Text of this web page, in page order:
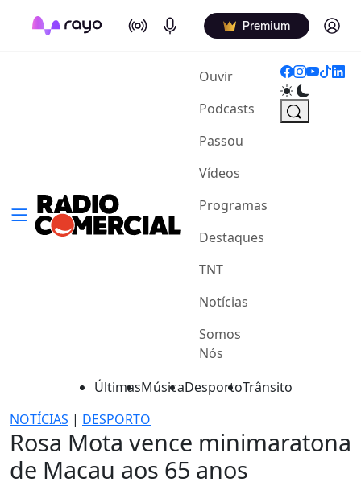
On Air Podcasts Premium Log in
Ouvir(current)
Podcasts
Passou
Vídeos
Programas
Destaques
TNT
Notícias
Somos
Nós
ÚltimasMúsicaDesportoTrânsito
NOTÍCIAS | DESPORTO
Rosa Mota vence minimaratona
de Macau aos 65 anos